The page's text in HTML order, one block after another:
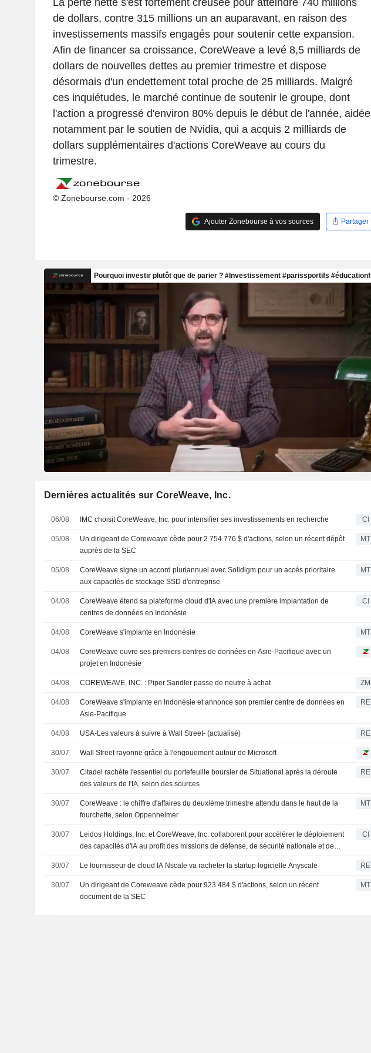
La perte nette s'est fortement creusée pour atteindre 740 millions
de dollars, contre 315 millions un an auparavant, en raison des
investissements massifs engagés pour soutenir cette expansion.
Afin de financer sa croissance, CoreWeave a levé 8,5 milliards de
dollars de nouvelles dettes au premier trimestre et dispose
désormais d'un endettement total proche de 25 milliards. Malgré
ces inquiétudes, le marché continue de soutenir le groupe, dont
l'action a progressé d'environ 80% depuis le début de l'année, aidée
notamment par le soutien de Nvidia, qui a acquis 2 milliards de
dollars supplémentaires d'actions CoreWeave au cours du
trimestre.
© Zonebourse.com - 2026
Ajouter Zonebourse à vos sources Partager
Dernières actualités sur CoreWeave, Inc.
06/08 IMC choisit CoreWeave, Inc. pour intensifier ses investissements en recherche CI
05/08
Un dirigeant de Coreweave cède pour 2 754 776 $ d'actions, selon un récent dépôt
auprès de la SEC
MT
05/08
CoreWeave signe un accord pluriannuel avec Solidigm pour un accès prioritaire
aux capacités de stockage SSD d'entreprise
MT
04/08
CoreWeave étend sa plateforme cloud d'IA avec une première implantation de
centres de données en Indonésie
CI
04/08 CoreWeave s'implante en Indonésie MT
04/08
CoreWeave ouvre ses premiers centres de données en Asie-Pacifique avec un
projet en Indonésie
04/08 COREWEAVE, INC. : Piper Sandler passe de neutre à achat ZM
04/08
CoreWeave s'implante en Indonésie et annonce son premier centre de données en
Asie-Pacifique
RE
04/08 USA-Les valeurs à suivre à Wall Street- (actualisé) RE
30/07 Wall Street rayonne grâce à l'engouement autour de Microsoft
30/07
Citadel rachète l'essentiel du portefeuille boursier de Situational après la déroute
des valeurs de l'IA, selon des sources
RE
30/07
CoreWeave : le chiffre d'affaires du deuxième trimestre attendu dans le haut de la
fourchette, selon Oppenheimer
MT
30/07
Leidos Holdings, Inc. et CoreWeave, Inc. collaborent pour accélérer le déploiement
des capacités d'IA au profit des missions de défense, de sécurité nationale et de
CI
30/07 Le fournisseur de cloud IA Nscale va racheter la startup logicielle Anyscale RE
30/07
Un dirigeant de Coreweave cède pour 923 484 $ d'actions, selon un récent
document de la SEC
MT